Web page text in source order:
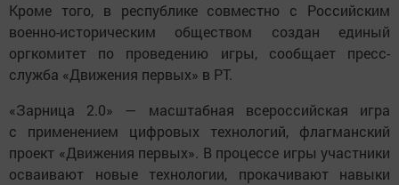
Кроме того, в республике совместно с Российским
военно-историческим обществом создан единый
оргкомитет по проведению игры, сообщает пресс-
служба «Движения первых» в РТ.
«Зарница 2.0» — масштабная всероссийская игра
с применением цифровых технологий, флагманский
проект «Движения первых». В процессе игры участники
осваивают новые технологии, прокачивают навыки